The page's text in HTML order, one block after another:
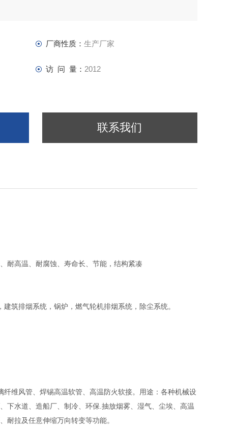
厂商性质： 生产厂家
访 问 量： 2012
联系我们
耐高温、耐腐蚀、寿命长、节能，结构紧凑
筑排烟系统，锅炉，燃气轮机排烟系统，除尘系统。
维风管、焊锡高温软管、高温防火软接。用途：各种机械设
下水道、造船厂、制冷、环保.抽放烟雾、湿气、尘埃、高温
耐拉及任意伸缩万向转变等功能。